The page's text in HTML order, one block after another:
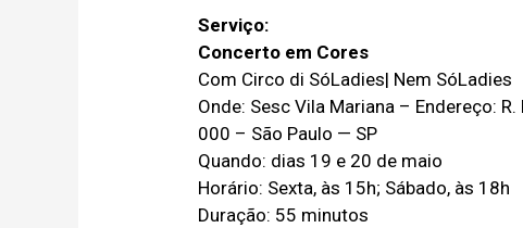
Serviço:
Concerto em Cores
Com Circo di SóLadies| Nem SóLadies
Onde: Sesc Vila Mariana – Endereço:
000 – São Paulo — SP
Quando: dias 19 e 20 de maio
Horário: Sexta, às 15h; Sábado, às 18h
Duração: 55 minutos